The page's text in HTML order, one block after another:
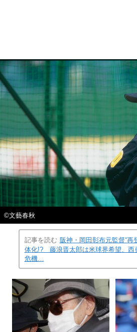
©文藝春秋
記事を読む 阪神・岡田彰布元監督“再
体化!? 藤浪晋太郎は米球界希望、西
危機…